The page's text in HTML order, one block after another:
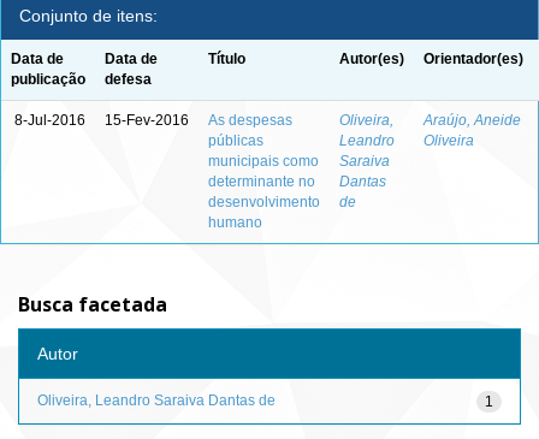
Conjunto de itens:
Data de
publicação
Data de
defesa
Título Autor(es) Orientador(es)
8-Jul-2016 15-Fev-2016
As despesas
públicas
municipais como
determinante no
desenvolvimento
humano
Oliveira,
Leandro
Saraiva
Dantas
de
Araújo, Aneide
Oliveira
Busca facetada
Autor
1
Oliveira, Leandro Saraiva Dantas de